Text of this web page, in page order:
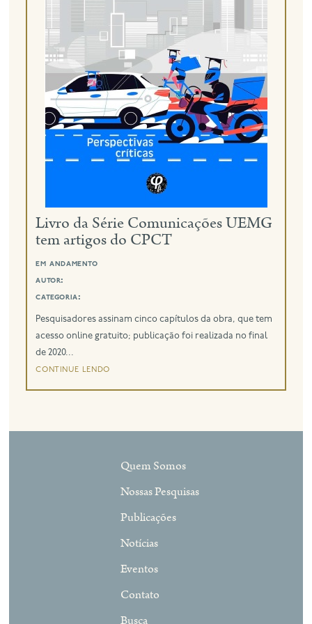
eng
Livro da Série Comunicações UEMG
tem artigos do CPCT
em andamento
autor:
categoria:
Pesquisadores assinam cinco capítulos da obra, que tem
acesso online gratuito; publicação foi realizada no final
de 2020...
continue lendo
Quem Somos
Nossas Pesquisas
Publicações
Notícias
Eventos
Contato
Busca